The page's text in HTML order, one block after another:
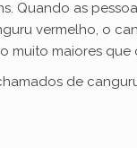
Quando as
vermelho, o
muito maiores que
de